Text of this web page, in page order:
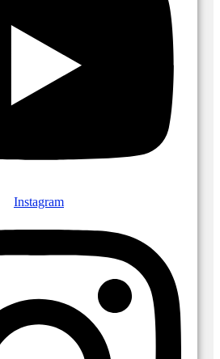
Instagram